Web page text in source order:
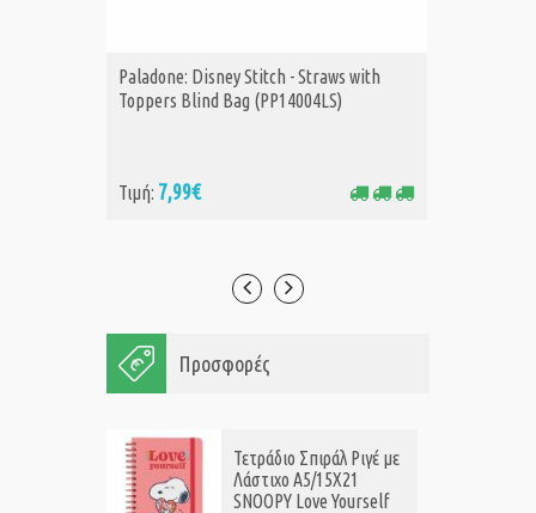
ΑΓΟΡΑ
Paladone: Disney Stitch - Straws with
Toppers Blind Bag (PP14004LS)
Τιμή: 7,99€
Προσφορές
Τετράδιο Σπιράλ Ριγέ με
Λάστιχο A5/15X21
SNOOPY Love Yourself